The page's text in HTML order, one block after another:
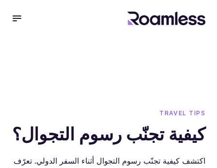
TRAVEL TIPS
كيفية تجنّب رسوم التجوال؟
اكتشف كيفية تجنّب رسوم التجوال أثناء السفر الدولي. تعرّف